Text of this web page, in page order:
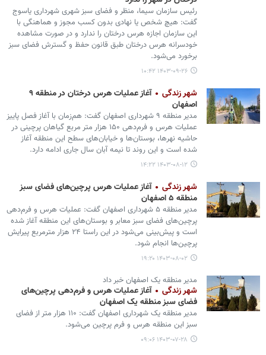
رئیس سازمان سیما، منظر و فضای سبز شهری شهرداری یاسوج
گفت: هیچ شخص یا نهادی بدون کسب مجوز و هماهنگی با
این سازمان اجازه هرس درختان را ندارد و در صورت مشاهده
خودسرانه هرس درختان طبق قانون حفظ و گسترش فضای سبز
برخورد می‌شود.
۱۴۰۳-۰۹-۲۶ ۱۰:۴۲
شهر زندگی
آغاز عملیات هرس درختان در منطقه ۹
اصفهان
مدیر منطقه ۹ شهرداری اصفهان گفت: هم‌زمان با آغاز فصل پاییز
عملیات هرس و فرم‌دهی ۱۵۰ هزار متر مربع گیاهان پرچینی در
حاشیه نهرها، بوستان‌ها و خیابان‌های سطح این منطقه آغاز
شده است و این روند تا نیمه آبان سال جاری ادامه دارد.
۱۴۰۳-۰۸-۱۲ ۱۴:۲۲
شهر زندگی
آغاز عملیات هرس پرچین‌های فضای سبز
منطقه ۵ اصفهان
مدیر منطقه ۵ شهرداری اصفهان گفت: عملیات هرس و فرم‌دهی
پرچین‌های فضای سبز معابر و بوستان‌های این منطقه آغاز شده
است و پیش‌بینی می‌شود در این راستا ۲۴ هزار مترمربع پیرایش
پرچین‌ها انجام شود.
۱۴۰۳-۰۸-۰۲ ۱۹:۲۰
مدیر منطقه یک اصفهان خبر داد
شهر زندگی
آغاز عملیات هرس و فرم‌دهی پرچین‌های
فضای سبز منطقه یک اصفهان
مدیر منطقه یک شهرداری اصفهان گفت: ۱۱۰ هزار متر از فضای
سبز این منطقه هرس و فرم پرچین می‌شود.‌
۱۴۰۳-۰۷-۲۸ ۰۹:۰۶